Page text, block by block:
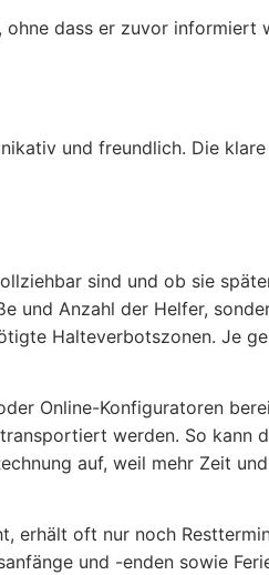
dass er zuvor informiert
und freundlich. Die
sind und ob sie
und Anzahl der Helfer,
Halteverbotszonen. Je
Online-Konfiguratoren
werden. So kann
auf, weil mehr Zeit
erhält oft nur noch
und -enden sowie